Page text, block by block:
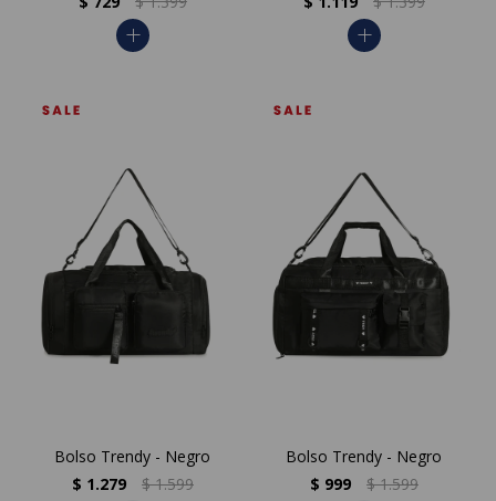
add add
Bolso Trendy - Negro
$ 1.279 $ 1.599
Bolso Trendy - Negro
$ 999 $ 1.599